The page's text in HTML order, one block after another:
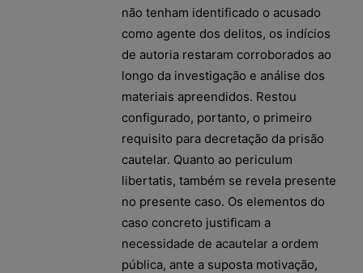
não tenham identificado o acusado
como agente dos delitos, os indícios
de autoria restaram corroborados ao
longo da investigação e análise dos
materiais apreendidos. Restou
configurado, portanto, o primeiro
requisito para decretação da prisão
cautelar. Quanto ao periculum
libertatis, também se revela presente
no presente caso. Os elementos do
caso concreto justificam a
necessidade de acautelar a ordem
pública, ante a suposta motivação,